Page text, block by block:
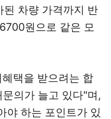
된 차량 가격까지 반
원으로 같은 모
택을 받으려는 합
의가 늘고 있다"며,
야 하는 포인트가 있